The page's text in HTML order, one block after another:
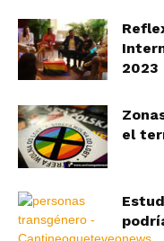
2023
el